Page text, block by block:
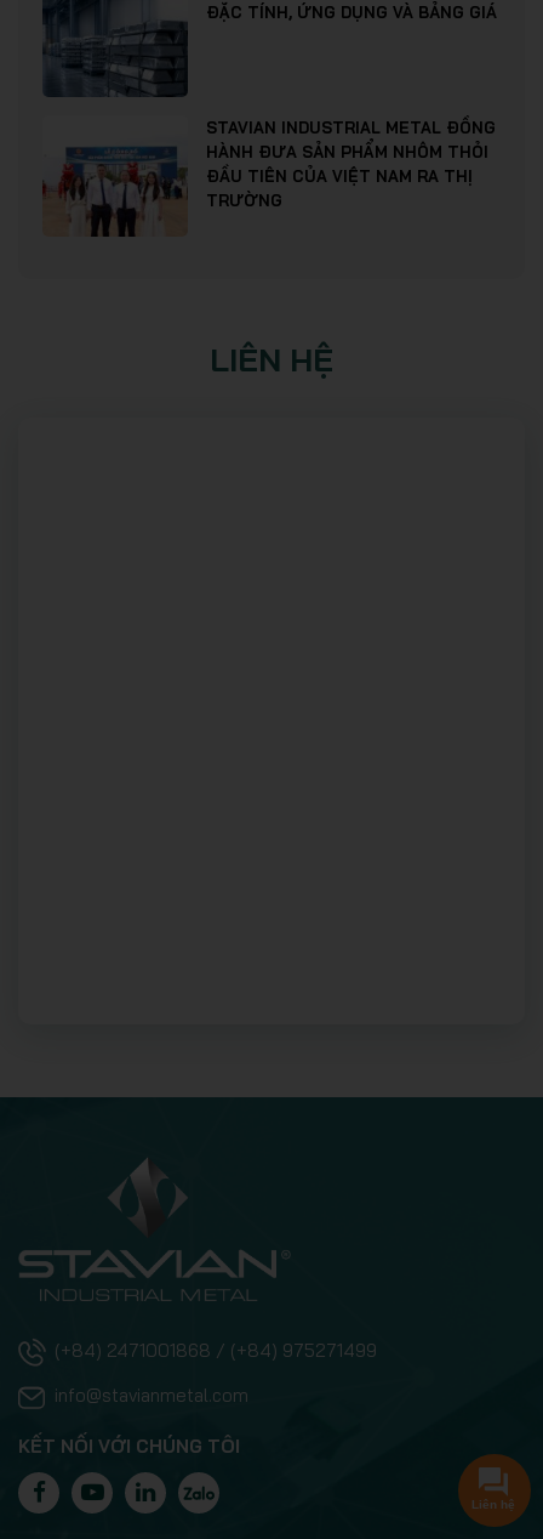
ĐẶC TÍNH, ỨNG DỤNG VÀ BẢNG GIÁ
STAVIAN INDUSTRIAL METAL ĐỒNG
HÀNH ĐƯA SẢN PHẨM NHÔM THỎI
ĐẦU TIÊN CỦA VIỆT NAM RA THỊ
TRƯỜNG
LIÊN HỆ
(+84) 2471001868 / (+84) 975271499
info@stavianmetal.com
KẾT NỐI VỚI CHÚNG TÔI
Liên hệ